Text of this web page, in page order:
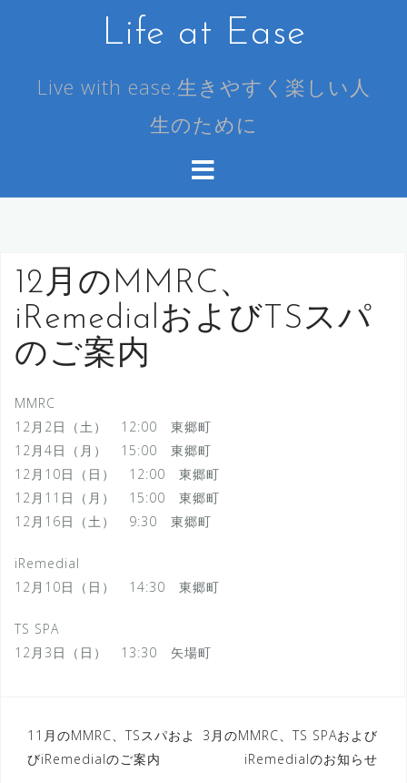
ッ
Life at Ease
Live with ease.生きやすく楽しい人
生のために
12月のMMRC、
iRemedialおよびTSスパ
のご案内
MMRC
12月 2日 （土） 12:00 東郷町
12月 4日（月） 15:00 東郷町
12月 10日（ 日 ） 12:00 東郷町
12月 11日（ 月 ） 15:00 東郷町
12月 16日（土） 9:30 東郷町
iRemedial
12月 10日（日） 14:30 東郷町
TS SPA
12月 3日（日） 13:30 矢場町
投
稿
11月のMMRC、TSスパおよ
びiRemedialのご案内
3月のMMRC、TS SPAおよび
iRemedialのお知らせ